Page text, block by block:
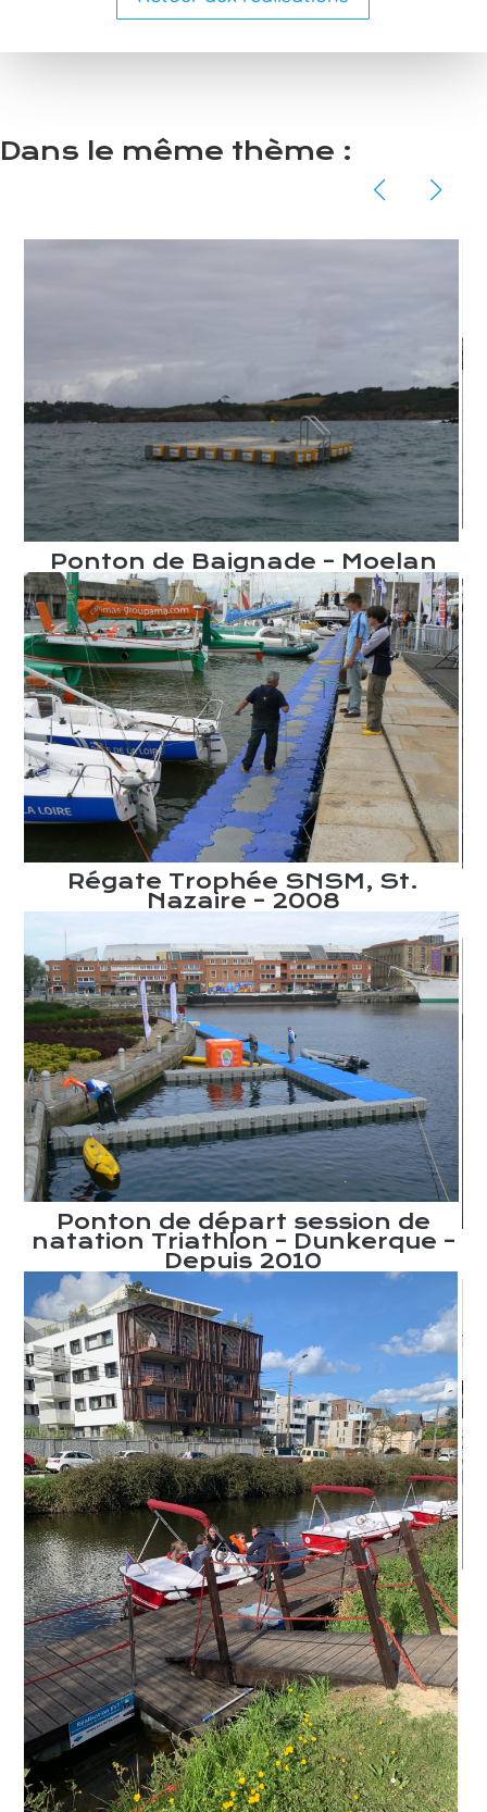
Dans le même thème :
Ponton de Baignade – Moelan
Régate Trophée SNSM, St.
Nazaire – 2008
Ponton de départ session de
natation Triathlon – Dunkerque –
Depuis 2010